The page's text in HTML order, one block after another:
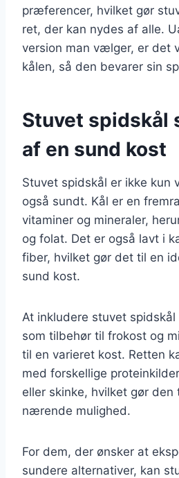
præferencer, hvilket gør
ret, der kan nydes af alle.
version man vælger, er det
kålen, så den bevarer sin
Stuvet spidskål
af en sund kost
Stuvet spidskål er ikke kun
også sundt. Kål er en
vitaminer og mineraler,
og folat. Det er også lavt i
fiber, hvilket gør det til en
sund kost.
At inkludere stuvet
som tilbehør til frokost og
til en varieret kost. Retten
med forskellige
eller skinke, hvilket gør
nærende mulighed.
For dem, der ønsker at
sundere alternativer, kan